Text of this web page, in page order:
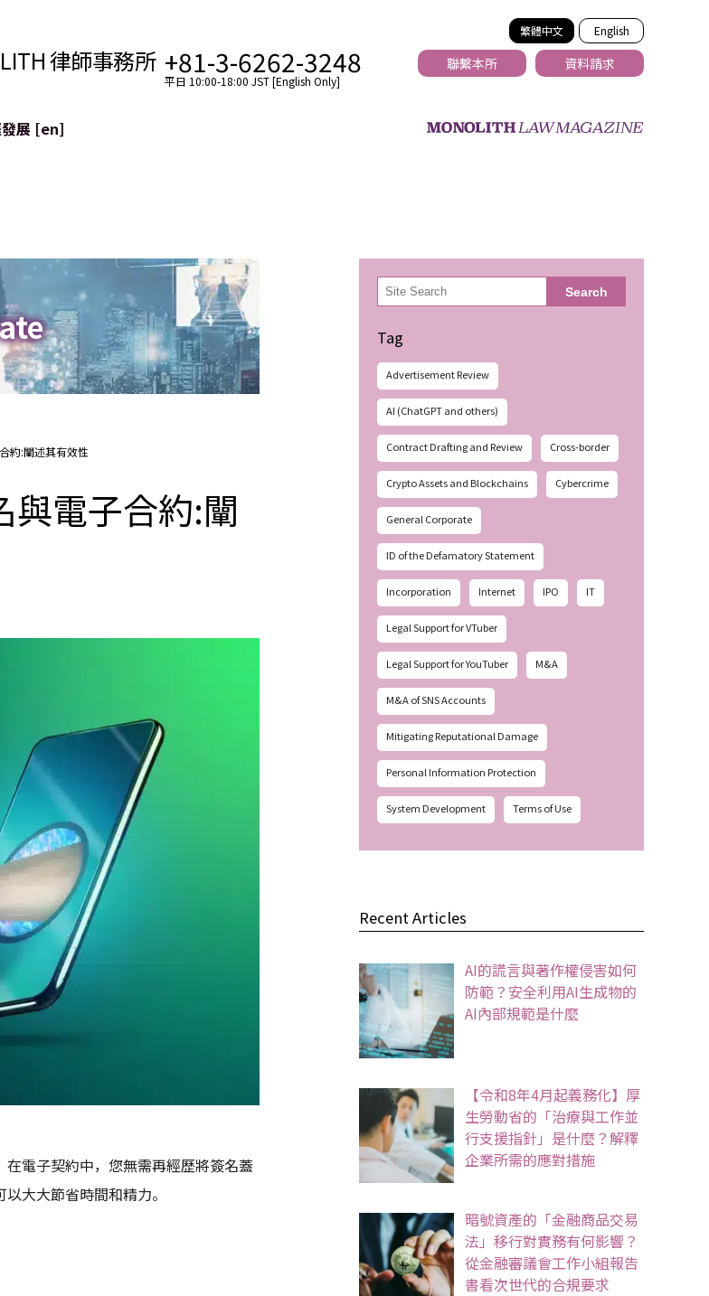
繁體中文 English
律師事務所 +81-3-6262-3248
平日 10:00-18:00 JST [English Only]
聯繫本所 資料請求
緩解聲譽損害
展 [en]
約:闡述其有效性
與電子合約:闡
電子契約中，您無需再經歷將簽名蓋
大大節省時間和精力。
検
索 Search
Tag
Advertisement Review
AI (ChatGPT and others)
Contract Drafting and Review Cross-border
Crypto Assets and Blockchains Cybercrime
General Corporate
ID of the Defamatory Statement
Incorporation Internet IPO IT
Legal Support for VTuber
Legal Support for YouTuber M&A
M&A of SNS Accounts
Mitigating Reputational Damage
Personal Information Protection
System Development Terms of Use
Recent Articles
AI的謊言與著作權侵害如何
防範？安全利用AI生成物的
AI內部規範是什麼
【令和8年4月起義務化】厚
生勞動省的「治療與工作並
行支援指針」是什麼？解釋
企業所需的應對措施
暗號資產的「金融商品交易
法」移行對實務有何影響？
從金融審議會工作小組報告
書看次世代的合規要求